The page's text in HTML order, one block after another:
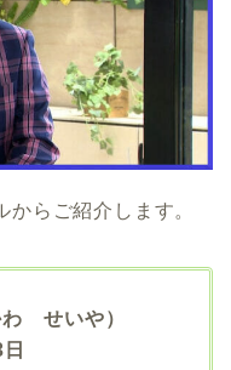
らご紹介します。
せいや）